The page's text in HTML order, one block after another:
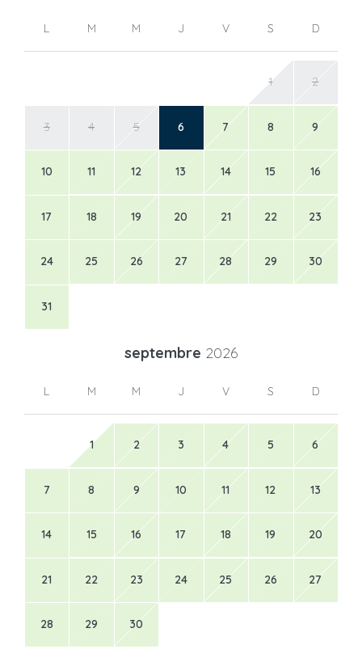
L M M J V S D
1 2
3 4 5 6 7 8 9
10 11 12 13 14 15 16
17 18 19 20 21 22 23
24 25 26 27 28 29 30
31
septembre 2026
L M M J V S D
1 2 3 4 5 6
7 8 9 10 11 12 13
14 15 16 17 18 19 20
21 22 23 24 25 26 27
28 29 30